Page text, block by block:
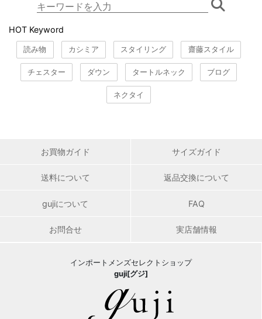
HOT Keyword
読み物 カシミア スタイリング 齋藤スタイル
チェスター ダウン タートルネック ブログ
ネクタイ
お買物ガイド サイズガイド
送料について 返品交換について
gujiについて FAQ
お問合せ 実店舗情報
インポートメンズセレクトショップ
guji[グジ]